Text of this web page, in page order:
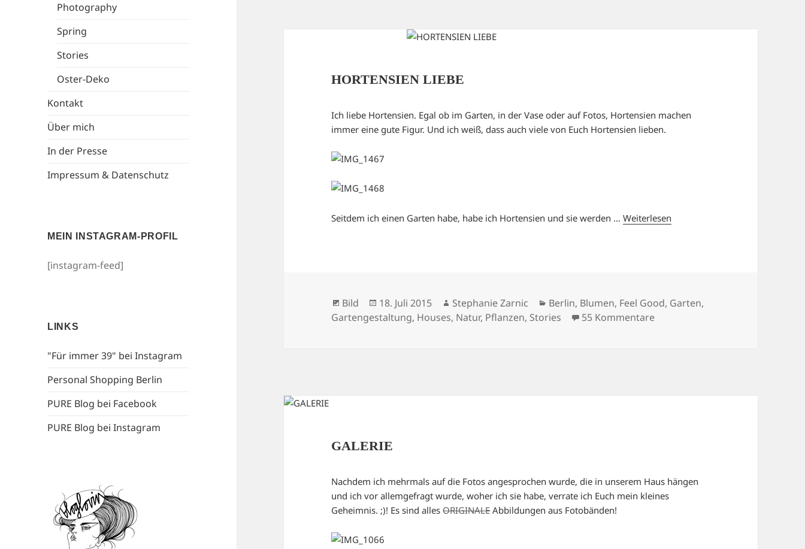
Photography
Spring
Stories
Oster-Deko
Kontakt
Über mich
In der Presse
Impressum & Datenschutz
MEIN INSTAGRAM-PROFIL
[instagram-feed]
LINKS
"Für immer 39" bei Instagram
Personal Shopping Berlin
PURE Blog bei Facebook
PURE Blog bei Instagram
HORTENSIEN LIEBE
Ich liebe Hortensien. Egal ob im Garten, in der Vase oder auf Fotos, Hortensien machen
immer eine gute Figur. Und ich weiß, dass auch viele von Euch Hortensien lieben.
Seitdem ich einen Garten habe, habe ich Hortensien und sie werden …Weiterlesen
Format
Bild
Veröffentlicht
am
18. Juli 2015 Autor
Stephanie Zarnic Kategorien
Berlin, Blumen, Feel Good, Garten,
Gartengestaltung, Houses, Natur, Pflanzen, Stories 55 Kommentarezu HORTENSIEN LIEBE
GALERIE
Nachdem ich mehrmals auf die Fotos angesprochen wurde, die in unserem Haus hängen
und ich vor allemgefragt wurde, woher ich sie habe, verrate ich Euch mein kleines
Geheimnis. ;)! Es sind allesORIGINALEAbbildungen aus Fotobänden!